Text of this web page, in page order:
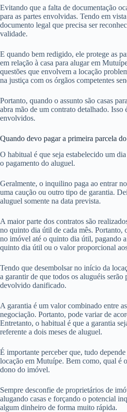
Evitando que a falta de documentação
para as partes envolvidas. Tendo em
documento legal que precisa ser
validade.
E quando bem redigido, ele protege as
em relação à casa para alugar em
questões que envolvem a locação
na justiça com os órgãos competentes
Portanto, quando o assunto são casas
abra mão de um contrato detalhado. Isso
envolvidos.
Quando devo pagar a primeira parcela
O habitual é que seja estabelecido um
o pagamento do aluguel.
Geralmente, o inquilino paga ao entrar
uma caução ou outro tipo de garantia.
aluguel somente na data prevista.
A maior parte dos contratos são
no quinto dia útil de cada mês.
no imóvel até o quinto dia útil, pagando
quinto dia útil ou o valor proporcional
Tendo que desembolsar no início da
a garantir de que todos os aluguéis serão
devolvido danificado.
A garantia é um valor combinado entre
negociação. Portanto, pode variar de
Entretanto, o habitual é que a garantia
referente a dois meses de aluguel.
É importante perceber que, tudo
locação em Mutuípe. Bem como, qual é
dono do imóvel.
Sempre desconfie de proprietários de
alugando casas e forçando o potencial
algum dinheiro de forma muito rápida.